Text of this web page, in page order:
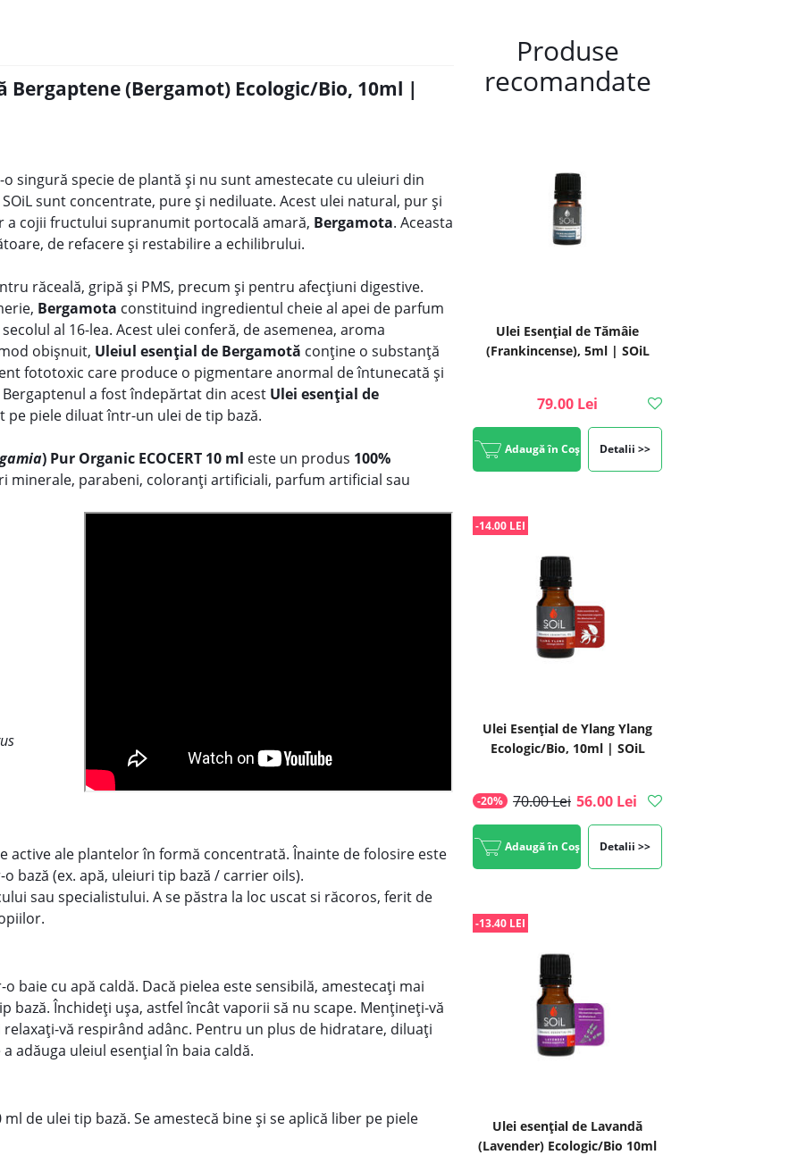
Bergaptene (Bergamot) Ecologic/Bio, 10ml |
singură specie de plantă și nu sunt amestecate cu uleiuri din
sunt concentrate, pure și nediluate. Acest ulei natural, pur și
cojii fructului supranumit portocală amară, Bergamota. Aceasta
de refacere și restabilire a echilibrului.
răceală, gripă și PMS, precum și pentru afecțiuni digestive.
Bergamota constituind ingredientul cheie al apei de parfum
al 16-lea. Acest ulei conferă, de asemenea, aroma
obișnuit, Uleiul esențial de Bergamotă conține o substanță
fototoxic care produce o pigmentare anormal de întunecată și
a fost îndepărtat din acest Ulei esențial de
pe piele diluat într-un ulei de tip bază.
) Pur Organic ECOCERT 10 ml este un produs 100%
minerale, parabeni, coloranți artificiali, parfum artificial sau
active ale plantelor în formă concentrată. Înainte de folosire este
bază (ex. apă, uleiuri tip bază / carrier oils).
sau specialistului. A se păstra la loc uscat si răcoros, ferit de
baie cu apă caldă. Dacă pielea este sensibilă, amestecați mai
Închideți ușa, astfel încât vaporii să nu scape. Mențineți-vă
vă respirând adânc. Pentru un plus de hidratare, diluați
adăuga uleiul esențial în baia caldă.
de ulei tip bază. Se amestecă bine și se aplică liber pe piele
Produse
recomandate
Ulei Esențial de Tămâie
(Frankincense), 5ml | SOiL
79.00 Lei
Adaugă în Coș Detalii >>
Ulei Esențial de Ylang Ylang
Ecologic/Bio, 10ml | SOiL
-20% 70.00 Lei
-14.00 LEI
56.00 Lei
Adaugă în Coș Detalii >>
Ulei esenţial de Lavandă
(Lavender) Ecologic/Bio 10ml
-13.40 LEI